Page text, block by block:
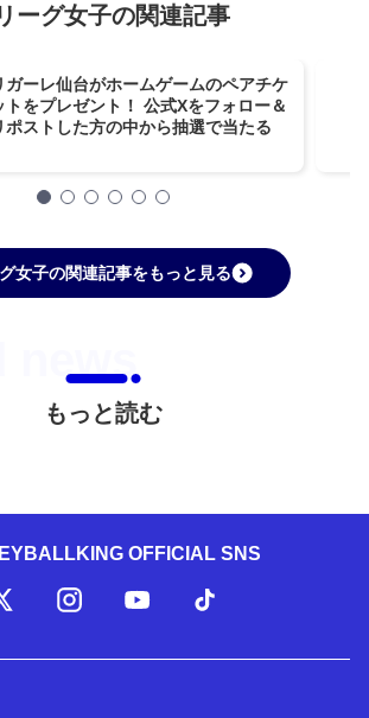
ーグ女子の関連記事
ガーレ仙台がホームゲームのペアチケ
トをプレゼント！ 公式Xをフォロー＆
ポストした方の中から抽選で当たる
女子の関連記事をもっと見る
もっと読む
OFFICIAL SNS